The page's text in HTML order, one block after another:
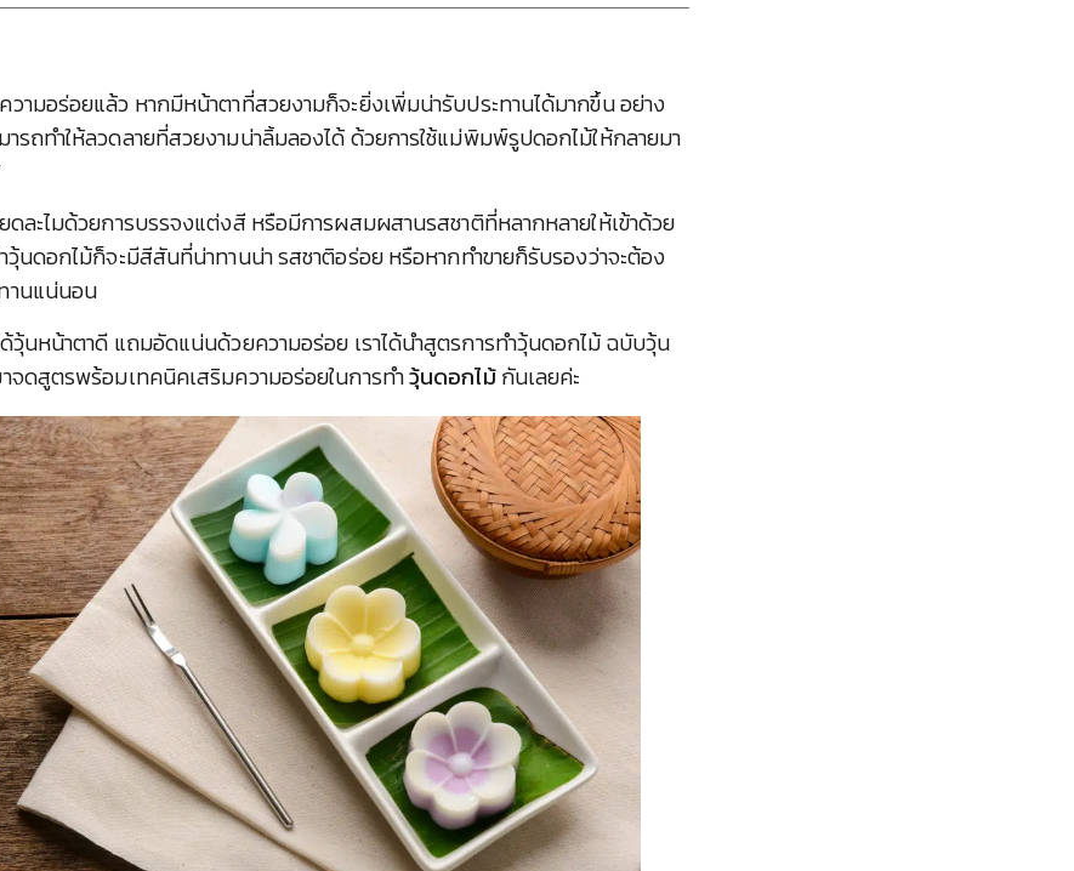
ามอร่อยแล้ว หากมีหน้าตาที่สวยงามก็จะยิ่งเพิ่มน่ารับประทานได้มากขึ้น อย่าง
รถทำให้ลวดลายที่สวยงามน่าลิ้มลองได้ ด้วยการใช้แม่พิมพ์รูปดอกไม้ให้กลายมา
ดละไมด้วยการบรรจงแต่งสี หรือมีการผสมผสานรสชาติที่หลากหลายให้เข้าด้วย
วุ้นดอกไม้ก็จะมีสีสันที่น่าทานน่า รสชาติอร่อย หรือหากทำขายก็รับรองว่าจะต้อง
านแน่นอน
วุ้นหน้าตาดี แถมอัดแน่นด้วยความอร่อย เราได้นำสูตรการทำวุ้นดอกไม้ ฉบับวุ้น
จดสูตรพร้อมเทคนิคเสริมความอร่อยในการทำวุ้นดอกไม้กันเลยค่ะ